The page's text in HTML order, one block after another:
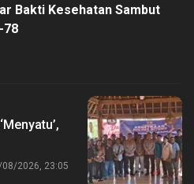
Bakti Kesehatan Sambut
78
08/2026, 23:05